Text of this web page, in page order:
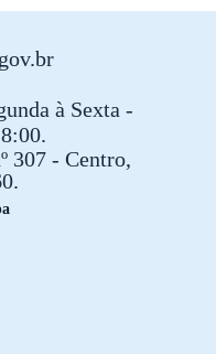
à Sexta -
307 - Centro,